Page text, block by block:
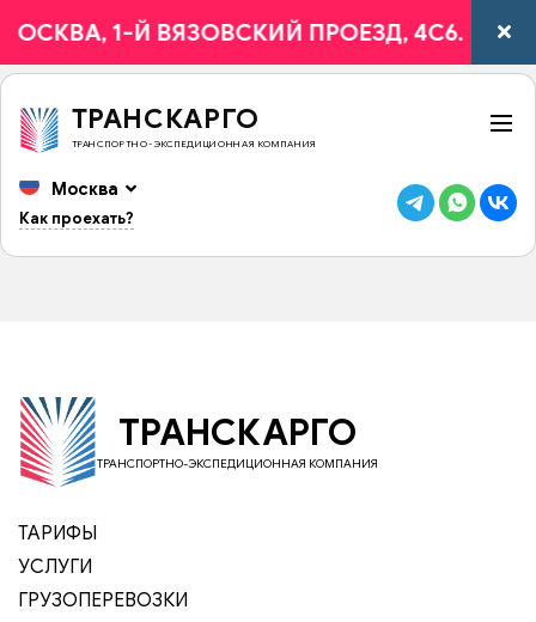
1-Й ВЯЗОВСКИЙ ПРОЕЗД, 4С6.
ТРАНСКАРГО
ТРАНСПОРТНО-ЭКСПЕДИЦИОННАЯ КОМПАНИЯ
Москва
Как проехать?
ТРАНСКАРГО
ТРАНСПОРТНО-ЭКСПЕДИЦИОННАЯ КОМПАНИЯ
ТАРИФЫ
УСЛУГИ
ГРУЗОПЕРЕВОЗКИ